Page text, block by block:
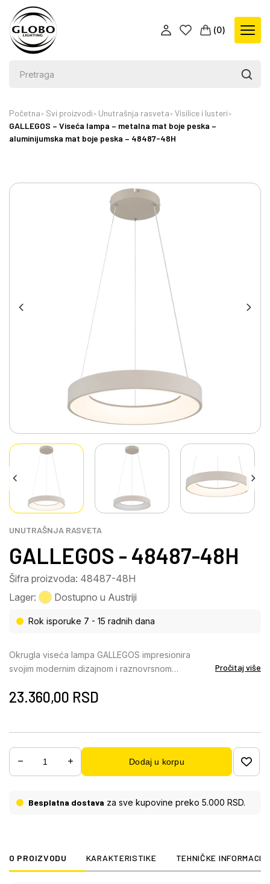
(0)
Početna Svi proizvodi Unutrašnja rasveta Visilice i lusteri
GALLEGOS – Viseća lampa – metalna mat boje peska –
aluminijumska mat boje peska – 48487-48H
UNUTRAŠNJA RASVETA
GALLEGOS - 48487-48H
Šifra proizvoda: 48487-48H
Lager:
Dostupno u Austriji
Rok isporuke 7 - 15 radnih dana
Okrugla viseća lampa GALLEGOS impresionira
svojim modernim dizajnom i raznovrsnom
boje peska savršeno se usklađuje sa okruglim
veće prostorije kao što su trpezarije, dnevne sobe
ili kancelarije. Opremljena snažnim LED modulom sa
2400 lumena, lampa nudi kontinuirano prigušljiv
od toplih 2700 K do hladnih 6000 K. Upravljanje je
integrisani režim noćnog svetla obezbeđuje
Pročitaj više
23.360,00 RSD
Dodaj u korpu
Besplatna dostava za sve kupovine preko 5.000 RSD.
O PROIZVODU KARAKTERISTIKE TEHNIČKE